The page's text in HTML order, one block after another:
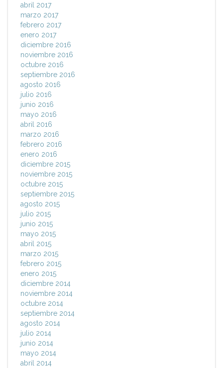
abril 2017
marzo 2017
febrero 2017
enero 2017
diciembre 2016
noviembre 2016
octubre 2016
septiembre 2016
agosto 2016
julio 2016
junio 2016
mayo 2016
abril 2016
marzo 2016
febrero 2016
enero 2016
diciembre 2015
noviembre 2015
octubre 2015
septiembre 2015
agosto 2015
julio 2015
junio 2015
mayo 2015
abril 2015
marzo 2015
febrero 2015
enero 2015
diciembre 2014
noviembre 2014
octubre 2014
septiembre 2014
agosto 2014
julio 2014
junio 2014
mayo 2014
abril 2014